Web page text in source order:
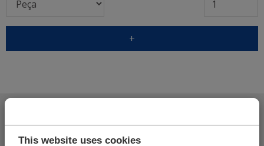
This website uses cookies
+
Adicionar mais produtos